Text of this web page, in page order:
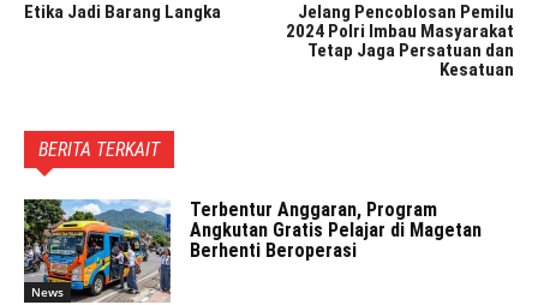
Etika Jadi Barang Langka
Jelang Pencoblosan Pemilu
2024 Polri Imbau Masyarakat
Tetap Jaga Persatuan dan
Kesatuan
BERITA TERKAIT
News
Terbentur Anggaran, Program
Angkutan Gratis Pelajar di Magetan
Berhenti Beroperasi